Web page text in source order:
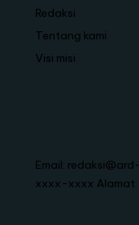
Redaksi
Tentang kami
Visi misi
Email:
xxxx-xxxx Alamat: